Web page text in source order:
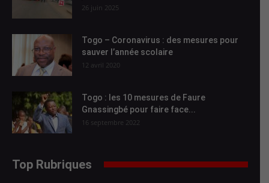
26 juin 2025
Togo – Coronavirus : des mesures pour
sauver l’année scolaire
12 avril 2020
Togo : les 10 mesures de Faure
Gnassingbé pour faire face...
16 septembre 2022
Top Rubriques